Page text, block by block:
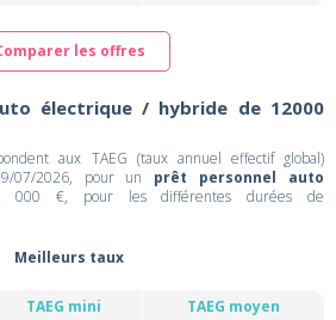
les offres
électrique / hybride de 12000
aux TAEG (taux annuel effectif global)
07/2026, pour un prêt personnel auto
€, pour les différentes durées de
Meilleurs taux
TAEG mini
TAEG moyen